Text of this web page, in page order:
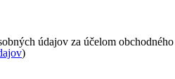
údajov za účelom obchodného
)